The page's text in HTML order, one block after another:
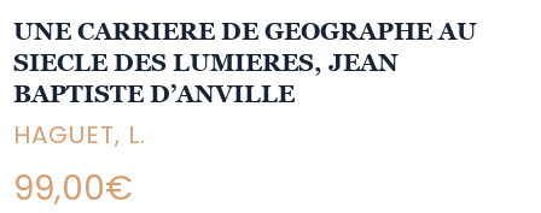
UNE CARRIERE DE GEOGRAPHE AU
SIECLE DES LUMIERES, JEAN
BAPTISTE D’ANVILLE
HAGUET, L.
99,00€